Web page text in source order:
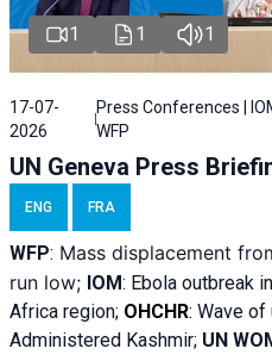
1 1 1
17-07-
2026
Press Conferences |
WFP
UN Geneva Press
ENG FRA
WFP: Mass displacement
run low; IOM: Ebola outbreak
Africa region; OHCHR: Wave of
Administered Kashmir; UN